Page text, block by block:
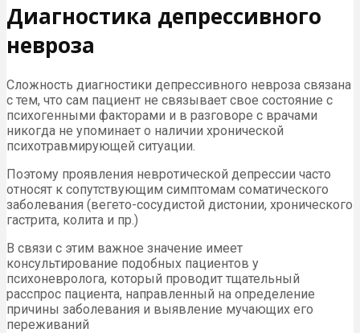
Диагностика депрессивного
невроза
Сложность диагностики депрессивного невроза связана
с тем, что сам пациент не связывает свое состояние с
психогенными факторами и в разговоре с врачами
никогда не упоминает о наличии хронической
психотравмирующей ситуации.
Поэтому проявления невротической депрессии часто
относят к сопутствующим симптомам соматического
заболевания (вегето-сосудистой дистонии, хронического
гастрита, колита и пр.)
В связи с этим важное значение имеет
консультирование подобных пациентов у
психоневролога, который проводит тщательный
расспрос пациента, направленный на определение
причины заболевания и выявление мучающих его
переживаний